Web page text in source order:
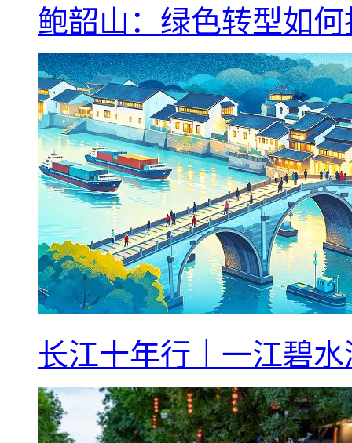
鲍韶山：绿色转型如
长江十年行｜一江碧